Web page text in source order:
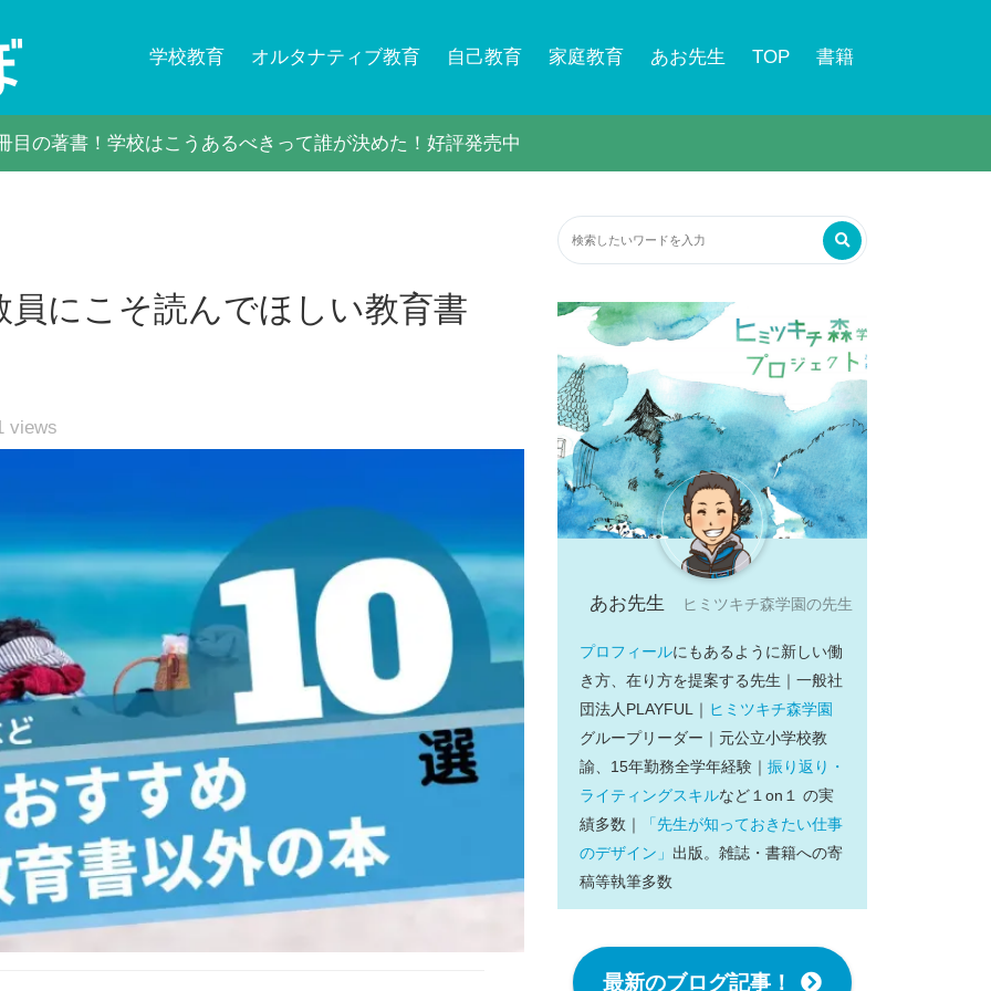
学校教育 オルタナティブ教育 自己教育 家庭教育 あお先生 TOP 書籍
目の著書！学校はこうあるべきって誰が決めた！好評発売中
員にこそ読んでほしい教育書
views
あお先生 ヒミツキチ森学園の先生
プロフィールにもあるように新しい働
き方、在り方を提案する先生｜一般社
団法人PLAYFUL｜ ヒミツキチ森学園
グループリーダー｜元公立小学校教
諭、15年勤務全学年経験｜ 振り返り・
ライティングスキルなど１on１ の実
績多数｜
「先生が知っておきたい仕事
のデザイン」 出版。雑誌・書籍への寄
稿等執筆多数
最新のブログ記事！